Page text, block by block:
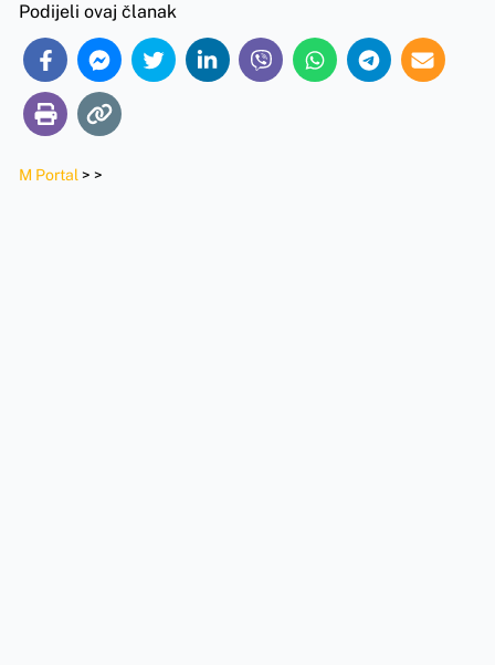
Podijeli ovaj članak
M Portal > >